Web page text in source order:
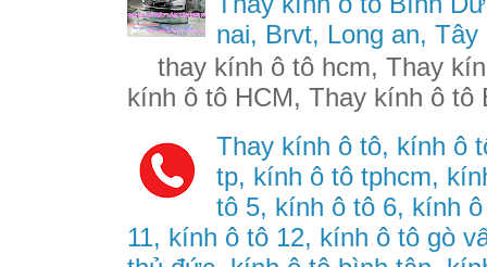
nai, Brvt, Long an,
thay kính ô tô hcm, Thay
kính ô tô HCM, Thay kính ô
Thay kính ô tô, kính ô
tp, kính ô tô tphcm,
tô 5, kính ô tô 6, kính
11, kính ô tô 12, kính ô tô gò